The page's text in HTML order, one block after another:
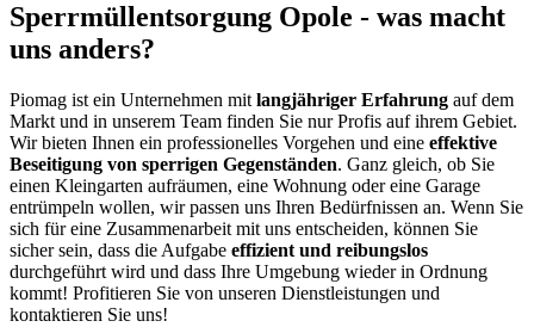
Sperrmüllentsorgung Opole - was macht
uns anders?
Piomag ist ein Unternehmen mit langjähriger Erfahrung auf dem
Markt und in unserem Team finden Sie nur Profis auf ihrem Gebiet.
Wir bieten Ihnen ein professionelles Vorgehen und eine effektive
Beseitigung von sperrigen Gegenständen. Ganz gleich, ob Sie
einen Kleingarten aufräumen, eine Wohnung oder eine Garage
entrümpeln wollen, wir passen uns Ihren Bedürfnissen an. Wenn Sie
sich für eine Zusammenarbeit mit uns entscheiden, können Sie
sicher sein, dass die Aufgabe effizient und reibungslos
durchgeführt wird und dass Ihre Umgebung wieder in Ordnung
kommt! Profitieren Sie von unseren Dienstleistungen und
kontaktieren Sie uns!